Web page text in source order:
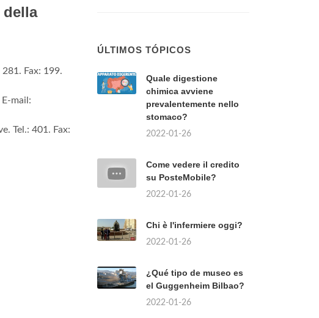
della
Fax: 199.
mail:
Tel.: 401. Fax:
ÚLTIMOS TÓPICOS
Quale digestione
chimica avviene
prevalentemente nello
stomaco?
2022-01-26
Come vedere il credito
su PosteMobile?
2022-01-26
Chi è l'infermiere oggi?
2022-01-26
¿Qué tipo de museo es
el Guggenheim Bilbao?
2022-01-26